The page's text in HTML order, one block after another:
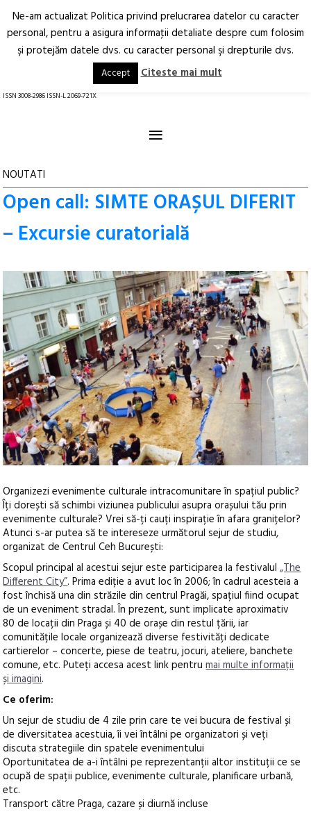
Arhitectură.
Oraș.
RO EN
ISSN 3008-2986 ISSN-L 2069-721X
≡
NOUTATI
Open call: SIMTE ORAȘUL DIFERIT
– Excursie curatorială
Organizezi evenimente culturale intracomunitare în spațiul public?
Îți dorești să schimbi viziunea publicului asupra orașului tău prin
evenimente culturale? Vrei să-ți cauți inspirație în afara granițelor?
Atunci s-ar putea să te intereseze următorul sejur de studiu,
organizat de Centrul Ceh București:
Scopul principal al acestui sejur este participarea la festivalul„The
Different City”. Prima ediție a avut loc în 2006; în cadrul acesteia a
fost închisă una din străzile din centrul Pragăi, spațiul fiind ocupat
de un eveniment stradal. În prezent, sunt implicate aproximativ
80 de locații din Praga și 40 de orașe din restul țării, iar
comunitățile locale organizează diverse festivități dedicate
cartierelor – concerte, piese de teatru, jocuri, ateliere, banchete
comune, etc. Puteți accesa acest link pentrumai multe informații
și imagini.
Ce oferim:
Un sejur de studiu de 4 zile prin care te vei bucura de festival și
de diversitatea acestuia, îi vei întâlni pe organizatori și veți
discuta strategiile din spatele evenimentului
Oportunitatea de a-i întâlni pe reprezentanții altor instituții ce se
ocupă de spații publice, evenimente culturale, planificare urbană,
etc.
Transport către Praga, cazare și diurnă incluse
Ne-am actualizat Politica privind prelucrarea datelor cu caracter
personal, pentru a asigura informaţii detaliate despre cum folosim
şi protejăm datele dvs. cu caracter personal şi drepturile dvs.
Accept Citeste mai mult